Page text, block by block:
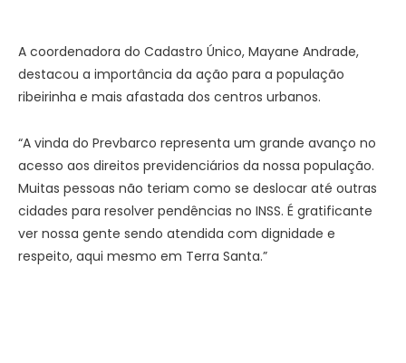
A coordenadora do Cadastro Único, Mayane Andrade,
destacou a importância da ação para a população
ribeirinha e mais afastada dos centros urbanos.
“A vinda do Prevbarco representa um grande avanço no
acesso aos direitos previdenciários da nossa população.
Muitas pessoas não teriam como se deslocar até outras
cidades para resolver pendências no INSS. É gratificante
ver nossa gente sendo atendida com dignidade e
respeito, aqui mesmo em Terra Santa.”